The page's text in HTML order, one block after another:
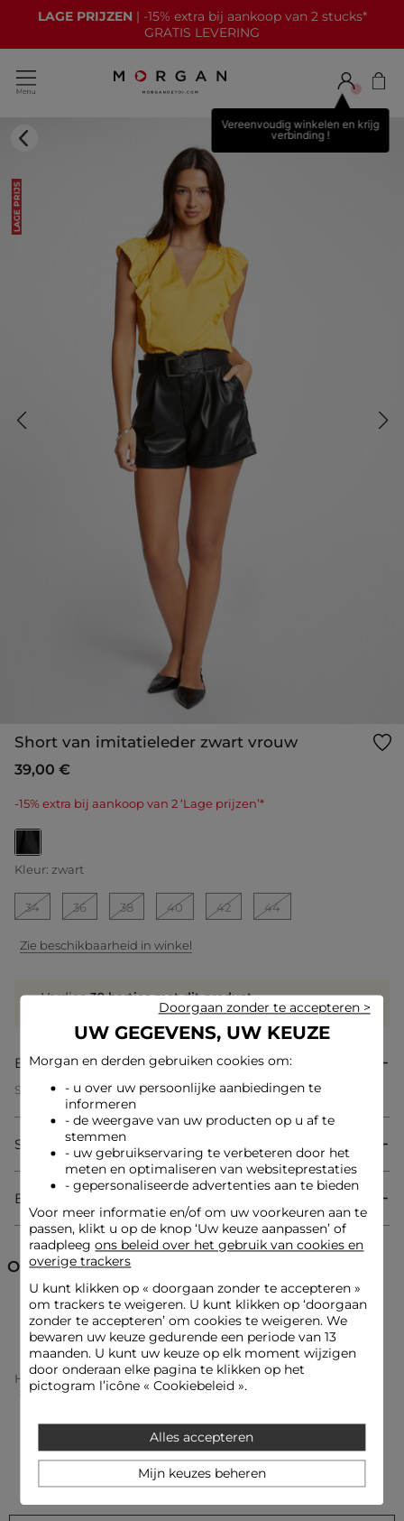
LAGE PRIJZEN | -15% extra bij aankoop van 2 stucks*
GRATIS LEVERING
Vereenvoudig winkelen en krijg
verbinding !
LAGE PRIJS
Short van imitatieleder zwart vrouw
39,00 €
-15% extra bij aankoop van 2 ‘Lage prijzen’*
geselecteerd
Kleur: zwart
34 36 38 40 42 44
Zie beschikbaarheid in winkel
Verdien39 hartjes met dit product
Beschrijving
Short van imitatieleder
Hoge taille
Getailleerde snit
Ritssluiting vooraan
2 Italiaanse zakken aan de voorkant, 2 opgestikte zakken aan
de achterkant
Imitatieleder-look
Plooitjes aan de voorkant van de taille
Lussen aan de taille
Ceintuur met gesp
Referentie: 32536300997370100 242-SHINGRA
Categorie :Shorts vrouw
Kleur :Shorts vrouw zwart
Samenstelling & onderhoud
Bezorging & Retourzending
Ontdek ook
Shorts Korte broeken
Home Kleding Vrouw
Korte Broeken Femme
Shorts Vrouw
Short Van Imitatieleder Zwart Vrouw
UW GEGEVENS, UW KEUZE
Morgan en derden gebruiken cookies om:
- u over uw persoonlijke aanbiedingen te
informeren
- de weergave van uw producten op u af te
stemmen
- uw gebruikservaring te verbeteren door het
meten en optimaliseren van websiteprestaties
- gepersonaliseerde advertenties aan te bieden
Voor meer informatie en/of om uw voorkeuren aan te
passen, klikt u op de knop ‘Uw keuze aanpassen’ of
raadpleegons beleid over het gebruik van cookies en
overige trackers
U kunt klikken op « doorgaan zonder te accepteren»
om trackers te weigeren. U kunt klikken op ‘doorgaan
zonder te accepteren’ om cookies te weigeren. We
bewaren uw keuze gedurende een periode van 13
maanden. U kunt uw keuze op elk moment wijzigen
door onderaan elke pagina te klikken op het
pictogram l’icône « Cookiebeleid ».
Alles accepteren
Doorgaan zonder te accepteren >
Mijn keuzes beheren